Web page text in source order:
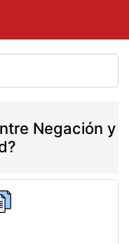
Negación y